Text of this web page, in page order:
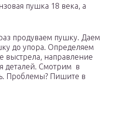
пушка 18 века, а
продуваем пушку. Даем
до упора. Определяем
выстрела, направление
деталей. Смотрим в
Проблемы? Пишите в